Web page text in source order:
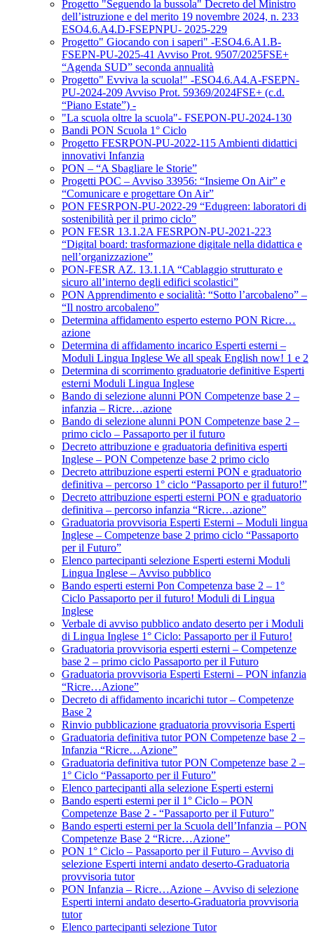
Progetto "Seguendo la bussola" Decreto del Ministro
dell’istruzione e del merito 19 novembre 2024, n. 233
ESO4.6.A4.D-FSEPNPU- 2025-229
Progetto" Giocando con i saperi" -ESO4.6.A1.B-
FSEPN-PU-2025-41 Avviso Prot. 9507/2025FSE+
“Agenda SUD” seconda annualità
Progetto" Evviva la scuola!" -ESO4.6.A4.A-FSEPN-
PU-2024-209 Avviso Prot. 59369/2024FSE+ (c.d.
“Piano Estate”) -
"La scuola oltre la scuola"- FSEPON-PU-2024-130
Bandi PON Scuola 1° Ciclo
Progetto FESRPON-PU-2022-115 Ambienti didattici
innovativi Infanzia
PON – “A Sbagliare le Storie”
Progetti POC – Avviso 33956: “Insieme On Air” e
“Comunicare e progettare On Air”
PON FESRPON-PU-2022-29 “Edugreen: laboratori di
sostenibilità per il primo ciclo”
PON FESR 13.1.2A FESRPON-PU-2021-223
“Digital board: trasformazione digitale nella didattica e
nell’organizzazione”
PON-FESR AZ. 13.1.1A “Cablaggio strutturato e
sicuro all’interno degli edifici scolastici”
PON Apprendimento e socialità: “Sotto l’arcobaleno” –
“Il nostro arcobaleno”
Determina affidamento esperto esterno PON Ricre…
azione
Determina di affidamento incarico Esperti esterni –
Moduli Lingua Inglese We all speak English now! 1 e 2
Determina di scorrimento graduatorie definitive Esperti
esterni Moduli Lingua Inglese
Bando di selezione alunni PON Competenze base 2 –
infanzia – Ricre…azione
Bando di selezione alunni PON Competenze base 2 –
primo ciclo – Passaporto per il futuro
Decreto attribuzione e graduatoria definitiva esperti
Inglese – PON Competenze base 2 primo ciclo
Decreto attribuzione esperti esterni PON e graduatorio
definitiva – percorso 1° ciclo “Passaporto per il futuro!”
Decreto attribuzione esperti esterni PON e graduatorio
definitiva – percorso infanzia “Ricre…azione”
Graduatoria provvisoria Esperti Esterni – Moduli lingua
Inglese – Competenze base 2 primo ciclo “Passaporto
per il Futuro”
Elenco partecipanti selezione Esperti esterni Moduli
Lingua Inglese – Avviso pubblico
Bando esperti esterni Pon Competenza base 2 – 1°
Ciclo Passaporto per il futuro! Moduli di Lingua
Inglese
Verbale di avviso pubblico andato deserto per i Moduli
di Lingua Inglese 1° Ciclo: Passaporto per il Futuro!
Graduatoria provvisoria esperti esterni – Competenze
base 2 – primo ciclo Passaporto per il Futuro
Graduatoria provvisoria Esperti Esterni – PON infanzia
“Ricre…Azione”
Decreto di affidamento incarichi tutor – Competenze
Base 2
Rinvio pubblicazione graduatoria provvisoria Esperti
Graduatoria definitiva tutor PON Competenze base 2 –
Infanzia “Ricre…Azione”
Graduatoria definitiva tutor PON Competenze base 2 –
1° Ciclo “Passaporto per il Futuro”
Elenco partecipanti alla selezione Esperti esterni
Bando esperti esterni per il 1° Ciclo – PON
Competenze Base 2 - “Passaporto per il Futuro”
Bando esperti esterni per la Scuola dell’Infanzia – PON
Competenze Base 2 “Ricre…Azione”
PON 1° Ciclo – Passaporto per il Futuro – Avviso di
selezione Esperti interni andato deserto-Graduatoria
provvisoria tutor
PON Infanzia – Ricre…Azione – Avviso di selezione
Esperti interni andato deserto-Graduatoria provvisoria
tutor
Elenco partecipanti selezione Tutor